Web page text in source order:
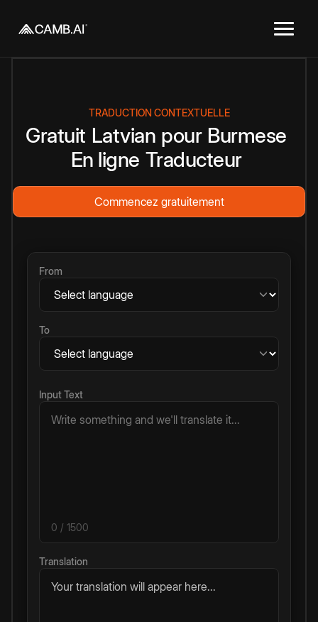
TRADUCTION CONTEXTUELLE
Gratuit Latvian pour Burmese
En ligne Traducteur
Commencez gratuitement
From
To
Input Text
0 / 1500
Translation
Your translation will appear here...